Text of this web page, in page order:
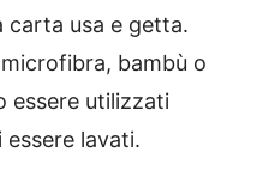
carta usa e getta.
bambù o
essere utilizzati
lavati.